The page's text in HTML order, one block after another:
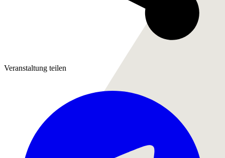
Veranstaltung teilen